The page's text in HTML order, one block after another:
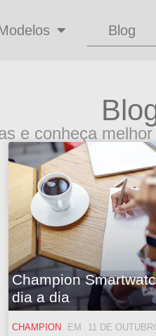
Blog
e conheça
Champion
dia a dia
CHAMPION 11 DE